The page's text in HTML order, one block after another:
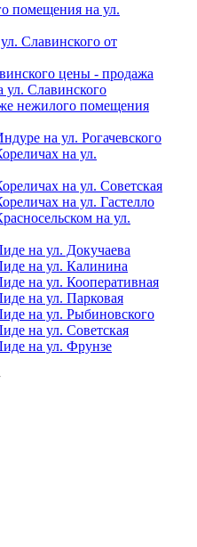
помещения на ул.
Славинского от
цены - продажа
Славинского
нежилого помещения
на ул. Рогачевского
на ул.
на ул. Советская
на ул. Гастелло
на ул.
на ул. Докучаева
на ул. Калинина
на ул. Кооперативная
на ул. Парковая
на ул. Рыбиновского
на ул. Советская
на ул. Фрунзе